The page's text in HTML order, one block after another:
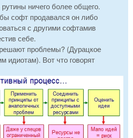
ничего более общего.
софт продавался он либо
с другими софтамив
себе.
проблемы? (Дурацкое
идиотам). Вот что говорят